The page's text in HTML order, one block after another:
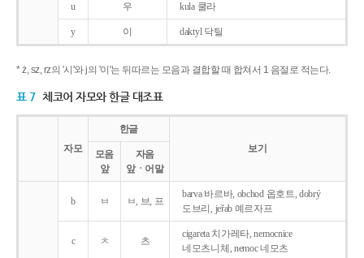
u 우 kula 쿨라
y 이 daktyl 닥틸
* ż, sz, rz의 '시'와 j의 '이'는 뒤따르는 모음과 결합할 때 합쳐서 1 음절로 적는다.
표 7 체코어 자모와 한글 대조표
자모
한글
보기
모음
앞
자음
앞ㆍ어말
b ㅂ ㅂ, 브, 프
barva 바르바, obchod 옵호트, dobrý
도브리, jeřab 예르자프
c ㅊ 츠
cigareta 치가레타, nemocnice
네모츠니체, nemoc 네모츠